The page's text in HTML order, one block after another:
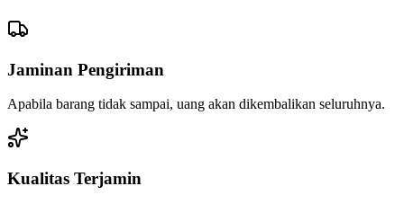
Jaminan Pengiriman
Apabila barang tidak sampai, uang akan dikembalikan seluruhnya.
Kualitas Terjamin